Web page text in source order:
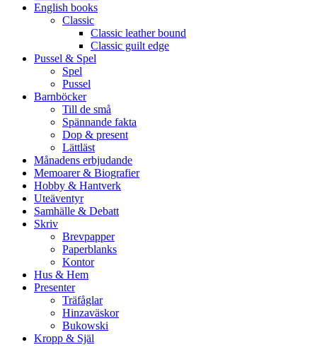
English books
Classic
Classic leather bound
Classic guilt edge
Pussel & Spel
Spel
Pussel
Barnböcker
Till de små
Spännande fakta
Dop & present
Lättläst
Månadens erbjudande
Memoarer & Biografier
Hobby & Hantverk
Uteäventyr
Samhälle & Debatt
Skriv
Brevpapper
Paperblanks
Kontor
Hus & Hem
Presenter
Träfåglar
Hinzaväskor
Bukowski
Kropp & Själ